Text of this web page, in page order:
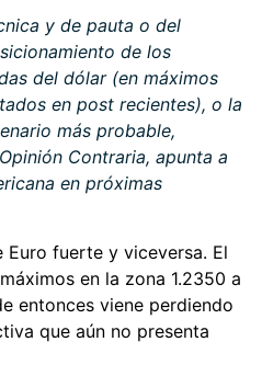
y de pauta o del
de los
del dólar (en máximos
en post recientes), o la
más probable,
Contraria, apunta a
en próximas
fuerte y viceversa. El
en la zona 1.2350 a
entonces viene perdiendo
que aún no presenta